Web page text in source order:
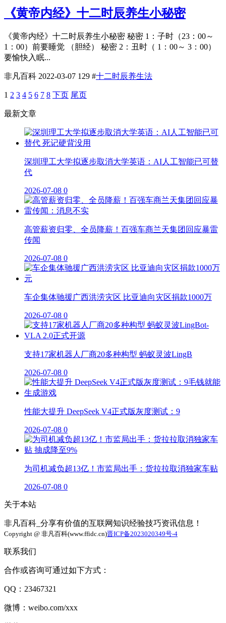
《黄帝内经》十二时辰养生小秘密
《黄帝内经》十二时辰养生小秘密 秘密 1：子时（23：00～
1：00）前要睡觉 （胆经） 秘密 2：丑时（ 1：00～ 3：00）
要愉快入眠...
非凡百科 2022-03-07 129 #十二时辰养生法
1 2 3 4 5 6 7 8 下页 尾页
最新文章
深圳理工大学拟逐步取消大学英语：AI人工智能已可替
代
2026-07-08 0
高管薪资归零、全员降薪！百强车商兰天集团回应暴雷
传闻
2026-07-08 0
车企集体驰援广西洪涝灾区 比亚迪向灾区捐款1000万
2026-07-08 0
支持17家机器人厂商20多种构型 蚂蚁灵波LingB
2026-07-08 0
性能大提升 DeepSeek V4正式版灰度测试：9
2026-07-08 0
为司机减负超13亿！市监局出手：货拉拉取消独家车贴
2026-07-08 0
关于本站
非凡百科_分享有价值的互联网知识经验技巧资讯信息！
Copyright @ 非凡百科(www.ffidc.cn)晋ICP备2023020349号-4
联系我们
合作或咨询可通过如下方式：
QQ：23467321
微博：weibo.com/xxx